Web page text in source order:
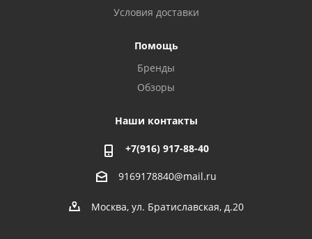
Условия доставки
Помощь
Бренды
Обзоры
Наши контакты
+7(916) 917-88-40
9169178840@mail.ru
Москва, ул. Братиславская, д.20